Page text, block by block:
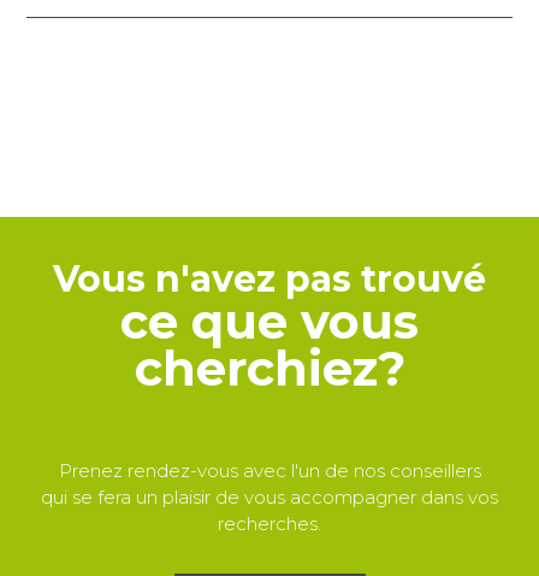
Vous n'avez pas trouvé
ce que vous
cherchiez?
Prenez rendez-vous avec l'un de nos conseillers
qui se fera un plaisir de vous accompagner dans vos
recherches.